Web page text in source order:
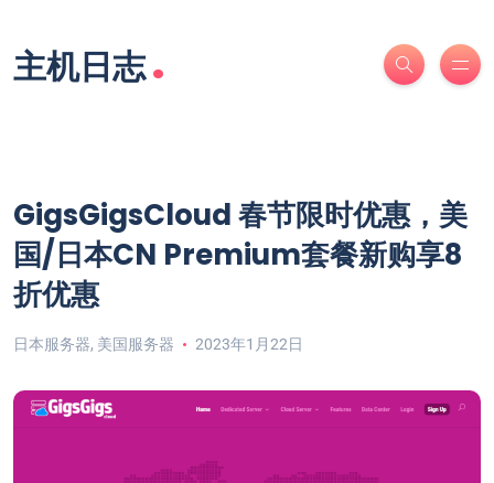
主机日志.
GigsGigsCloud 春节限时优惠，美
国/日本CN Premium套餐新购享8
折优惠
日本服务器, 美国服务器 2023年1月22日